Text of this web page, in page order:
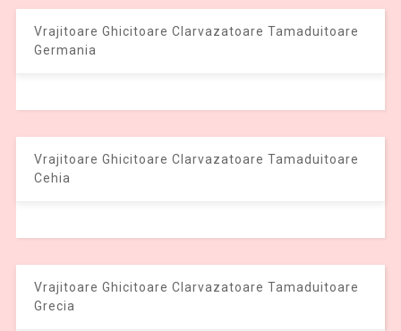
Vrajitoare Ghicitoare Clarvazatoare Tamaduitoare
Germania
Vrajitoare Ghicitoare Clarvazatoare Tamaduitoare
Cehia
Vrajitoare Ghicitoare Clarvazatoare Tamaduitoare
Grecia